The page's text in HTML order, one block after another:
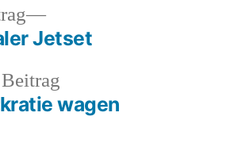
Beitrag:
wagen
Nächster
Beitrag:
Jetset